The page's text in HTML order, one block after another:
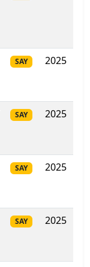
SAY 2025
SAY 2025
SAY 2025
SAY 2025